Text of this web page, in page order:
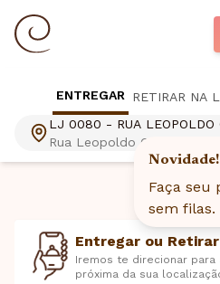
ENTREGAR RETIRAR NA
Novidade!
Faça seu
sem filas.
LJ 0080 - RUA LEOPOLDO
Rua Leopoldo Couto de
Júnior 844, Itaim Bibi, São
Entregar ou Retirar
Iremos te direcionar para
próxima da sua